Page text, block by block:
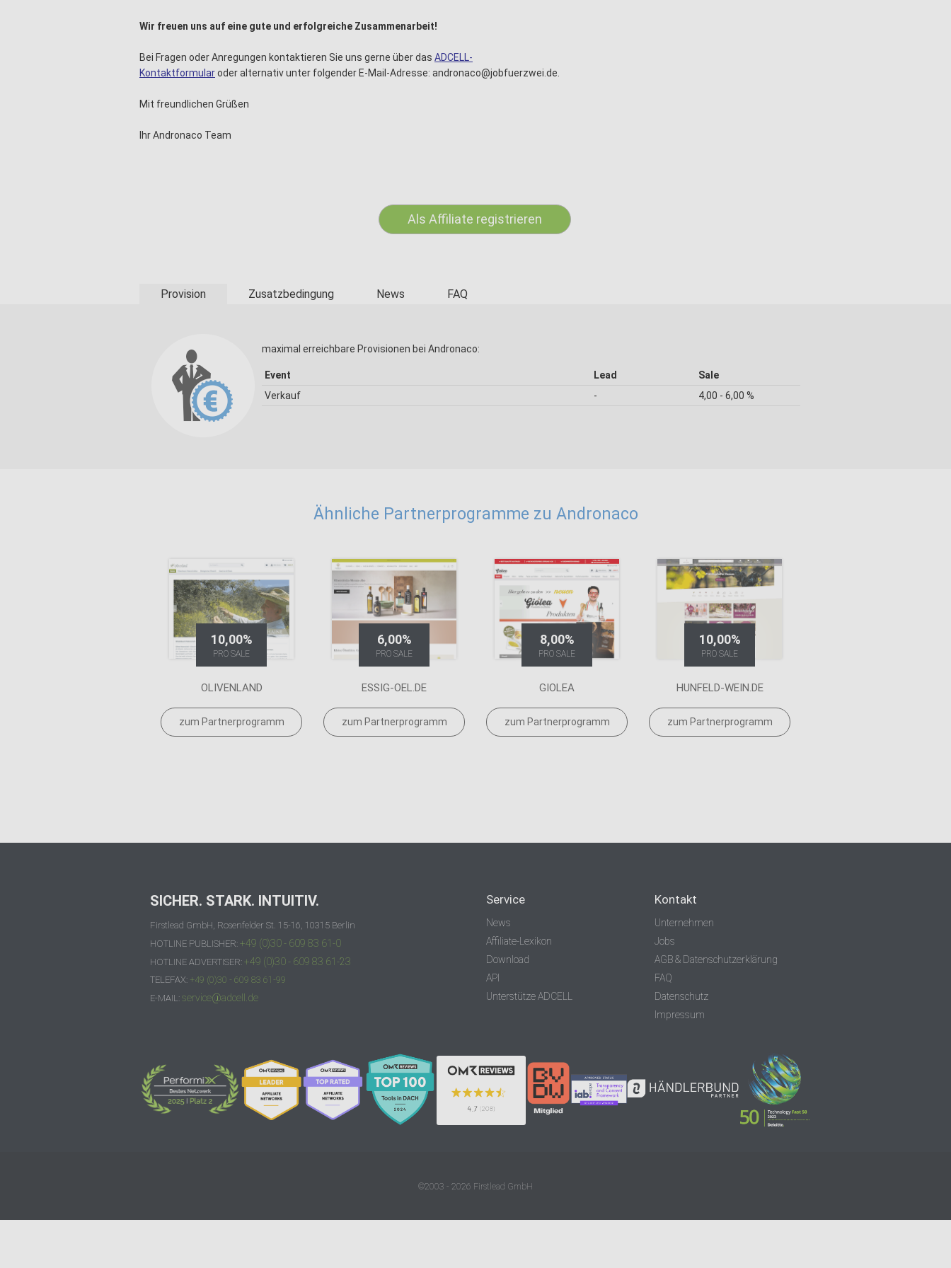
Wir freuen uns auf eine gute und erfolgreiche Zusammenarbeit!
Bei Fragen oder Anregungen kontaktieren Sie uns gerne über das ADCELL-
Kontaktformularoder alternativ unter folgender E-Mail-Adresse: andronaco@jobfuerzwei.de.
Mit freundlichen Grüßen
Ihr Andronaco Team
Als Affiliate registrieren
Provision Zusatzbedingung News FAQ
maximal erreichbare Provisionen bei Andronaco:
Event Lead
Sale
Verkauf
- 4,00 - 6,00 %
Ähnliche Partnerprogramme zu Andronaco
10,00%
PRO SALE
OLIVENLAND
zum Partnerprogramm
6,00%
PRO SALE
ESSIG-OEL.DE
zum Partnerprogramm
8,00%
PRO SALE
GIOLEA
zum Partnerprogramm
10,00%
PRO SALE
HUNFELD-WEIN.DE
zum Partnerprogramm
SICHER. STARK. INTUITIV.
Firstlead GmbH, Rosenfelder St. 15-16, 10315 Berlin
HOTLINE PUBLISHER: +49 (0)30 - 609 83 61-0
HOTLINE ADVERTISER: +49 (0)30 - 609 83 61-23
TELEFAX: +49 (0)30 - 609 83 61-99
E-MAIL: service@adcell.de
Service
News
Affiliate-Lexikon
Download
API
Unterstütze ADCELL
Kontakt
Unternehmen
Jobs
AGB & Datenschutzerklärung
FAQ
Datenschutz
Impressum
©2003 - 2026 Firstlead GmbH